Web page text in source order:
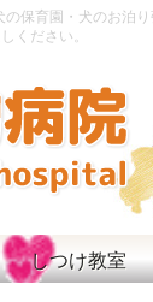
保育園・犬のお泊
ください。
しつけ教室